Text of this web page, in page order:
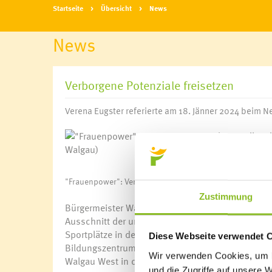
Zustimmung
Diese Webseite verwendet
Wir verwenden Cookies,
Startseite Übersicht News
News
Verborgene Potenziale freisetzen
Verena Eugster referierte am 18. Jänner 2024 beim
"Frauenpower": Verena Eugster sieht vor allem bei
Bürgermeister Walter Gohm legte bei seiner
Ausschnitt der umgesetzten Projekte im Jahr
Sportplätze in der Unteren Au. Mit Blick ins neue
Bildungszentrums Fellengatter, der Gebäude-
Walgau West in der Galätscha zukunftsträchtige